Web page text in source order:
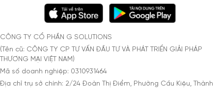
CÔNG TY CỔ PHẦN G SOLUTIONS
(Tên cũ: CÔNG TY CP TƯ VẤN ĐẦU TƯ VÀ PHÁT TRIỂN GIẢI PHÁP
THƯƠNG MẠI VIỆT NAM)
Mã số doanh nghiệp: 0310931464
Địa chỉ trụ sở chính: 2/24 Đoàn Thị Điểm, Phường Cầu Kiệu, Thành